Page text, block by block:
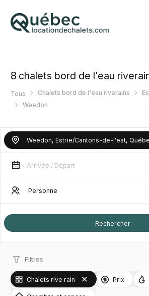
8 chalets bord de l'eau
Tous Chalets bord de l'eau riverains
Weedon
Filtres
Chalets rive rain Prix